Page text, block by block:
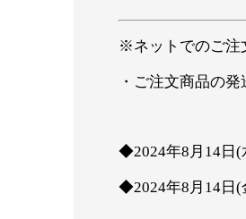
※ネットでのご注
・ご注文商品の
◆2024年8月14日(
◆2024年8月14日(